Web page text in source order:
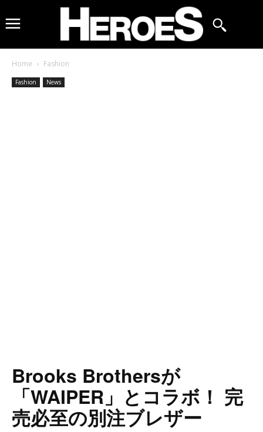
Home Fashion
Fashion News
Brooks Brothersが
「WAIPER」とコラボ！ 完
売必至の別注ブレザー